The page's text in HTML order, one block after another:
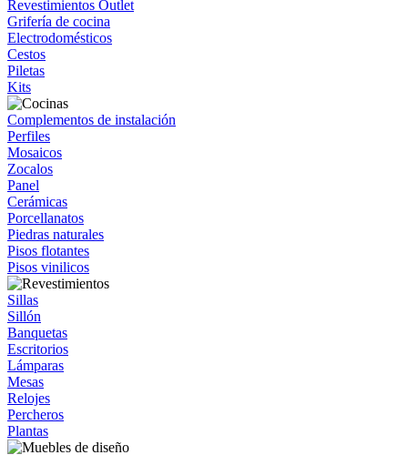
Revestimientos Outlet
Grifería de cocina
Electrodomésticos
Cestos
Piletas
Kits
Complementos de instalación
Perfiles
Mosaicos
Zocalos
Panel
Cerámicas
Porcellanatos
Piedras naturales
Pisos flotantes
Pisos vinilicos
Sillas
Sillón
Banquetas
Escritorios
Lámparas
Mesas
Relojes
Percheros
Plantas